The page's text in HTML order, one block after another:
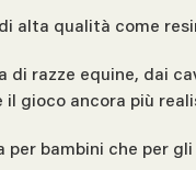
alta qualità come
di razze equine, dai
il gioco ancora più
per bambini che per